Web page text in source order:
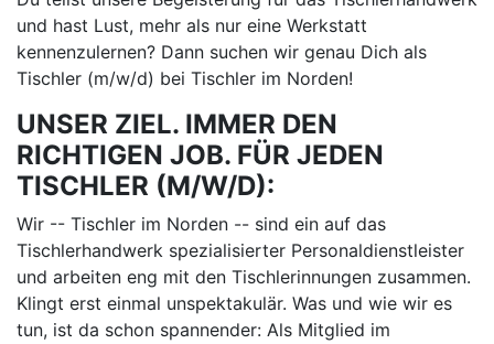
und hast Lust, mehr als nur eine Werkstatt
kennenzulernen? Dann suchen wir genau Dich als
Tischler (m/w/d) bei Tischler im Norden!
UNSER ZIEL. IMMER DEN
RICHTIGEN JOB. FÜR JEDEN
TISCHLER (M/W/D):
Wir -- Tischler im Norden -- sind ein auf das
Tischlerhandwerk spezialisierter Personaldienstleister
und arbeiten eng mit den Tischlerinnungen zusammen.
Klingt erst einmal unspektakulär. Was und wie wir es
tun, ist da schon spannender: Als Mitglied im